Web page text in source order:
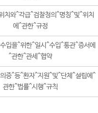
치와^각급^검찰청의^명칭^및^위치
에^관한^규정
입을^위한^일시^수입^통관^증서에
^관한^관세^협약
증^등^환자^지원^및^단체^설립에^
관한^법률^시행^규칙